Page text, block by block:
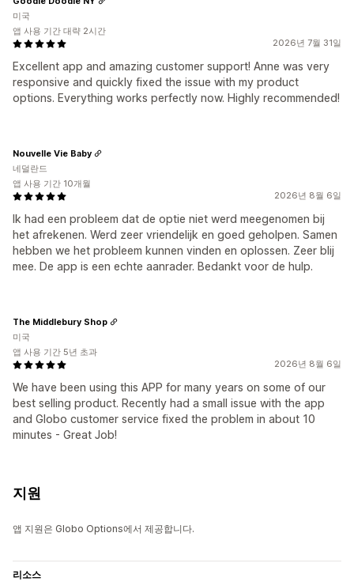
2026년 7월 31일
Excellent app and amazing customer support! Anne was very
responsive and quickly fixed the issue with my product
options. Everything works perfectly now. Highly recommended!
미국
앱 사용 기간 대략 2시간
2026년 8월 6일
Ik had een probleem dat de optie niet werd meegenomen bij
het afrekenen. Werd zeer vriendelijk en goed geholpen. Samen
hebben we het probleem kunnen vinden en oplossen. Zeer blij
mee. De app is een echte aanrader. Bedankt voor de hulp.
Nouvelle Vie Baby
네덜란드
앱 사용 기간 10개월
2026년 8월 6일
We have been using this APP for many years on some of our
best selling product. Recently had a small issue with the app
and Globo customer service fixed the problem in about 10
minutes - Great Job!
The Middlebury Shop
미국
앱 사용 기간 5년 초과
지원
앱 지원은 Globo Options에서 제공합니다.
리소스